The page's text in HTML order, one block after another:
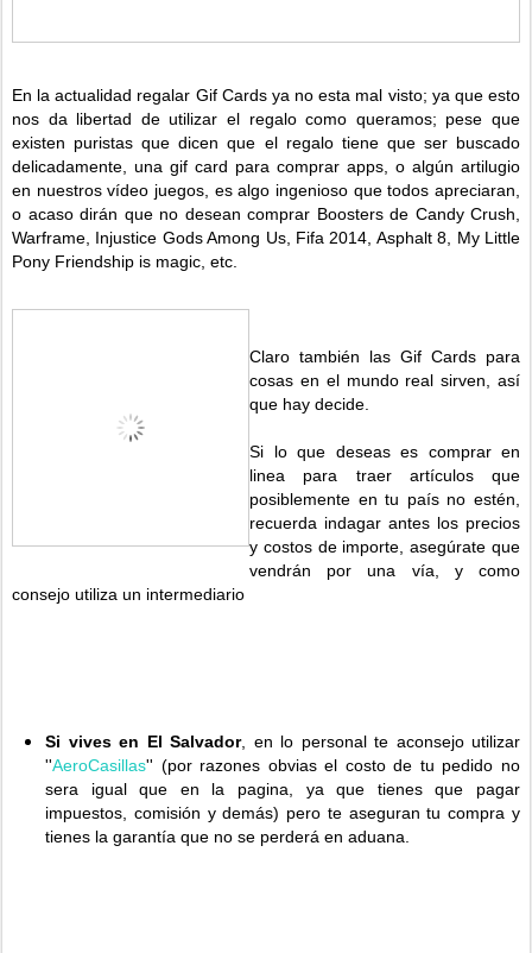
En la actualidad regalar Gif Cards ya no esta mal visto; ya que esto
nos da libertad de utilizar el regalo como queramos; pese que
existen puristas que dicen que el regalo tiene que ser buscado
delicadamente, una gif card para comprar apps, o algún artilugio
en nuestros vídeo juegos, es algo ingenioso que todos apreciaran,
o acaso dirán que no desean comprar Boosters de Candy Crush,
Warframe, Injustice Gods Among Us, Fifa 2014, Asphalt 8, My Little
Pony Friendship is magic, etc.
Claro también las Gif Cards para
cosas en el mundo real sirven, así
que hay decide.
Si lo que deseas es comprar en
linea para traer artículos que
posiblemente en tu país no estén,
recuerda indagar antes los precios
y costos de importe, asegúrate que
vendrán por una vía, y como
consejo utiliza un intermediario
Si vives en El Salvador, en lo personal te aconsejo utilizar
''AeroCasillas'' (por razones obvias el costo de tu pedido no
sera igual que en la pagina, ya que tienes que pagar
impuestos, comisión y demás) pero te aseguran tu compra y
tienes la garantía que no se perderá en aduana.